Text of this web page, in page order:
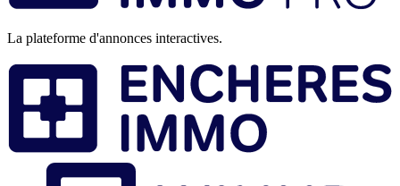
La plateforme d'annonces interactives.